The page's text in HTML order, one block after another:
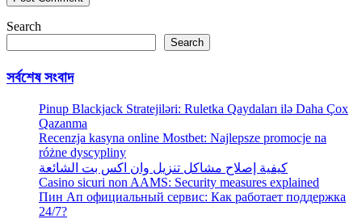
Search
Search
সর্বশেষ সংবাদ
Pinup Blackjack Stratejiləri: Ruletka Qaydaları ilə Daha Çox
Qazanma
Recenzja kasyna online Mostbet: Najlepsze promocje na
różne dyscypliny
كيفية إصلاح مشاكل تنزيل وان اكس بت الشائعة
Casino sicuri non AAMS: Security measures explained
Пин Ап официальный сервис: Как работает поддержка
24/7?